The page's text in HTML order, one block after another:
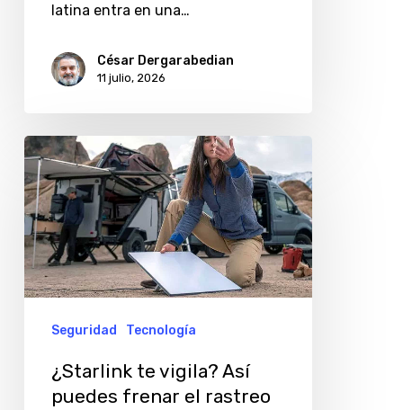
latina entra en una…
César Dergarabedian
11 julio, 2026
¿Starlink
te
vigila?
Así
puedes
frenar
desde
Seguridad Tecnología
¿Starlink te vigila? Así
puedes frenar el rastreo